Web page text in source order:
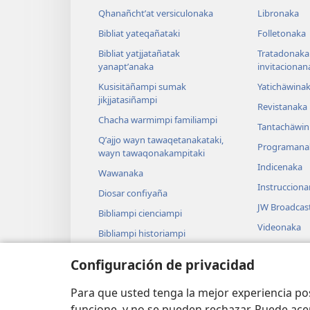
Configuración de privacidad
Para que usted tenga la mejor experiencia
Qhanañchtʼat versiculonaka
Bibliat yateqañataki
Bibliat yatjjatañatak
yanaptʼanaka
Kusisitäñampi sumak
jikjjatasiñampi
Chacha warmimpi familiampi
Qʼajjo wayn tawaqetanakataki,
wayn tawaqonakampitaki
Wawanaka
Diosar confiyaña
Bibliampi cienciampi
Bibliampi historiampi
Libronaka
Folletonaka
Revistanaka
Indicenaka
JW
Videonaka
Bibliat